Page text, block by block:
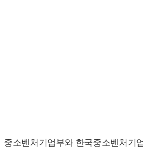
중소벤처기업부와 한국중소벤처기